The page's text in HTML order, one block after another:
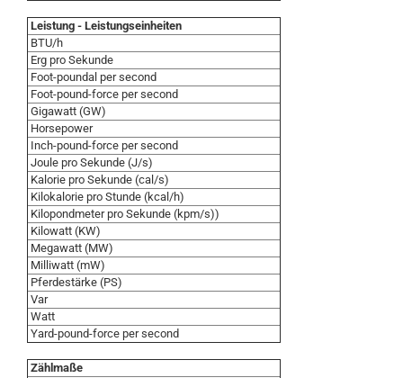
Leistung - Leistungseinheiten
BTU/h
Erg pro Sekunde
Foot-poundal per second
Foot-pound-force per second
Gigawatt (GW)
Horsepower
Inch-pound-force per second
Joule pro Sekunde (J/s)
Kalorie pro Sekunde (cal/s)
Kilokalorie pro Stunde (kcal/h)
Kilopondmeter pro Sekunde (kpm/s))
Kilowatt (KW)
Megawatt (MW)
Milliwatt (mW)
Pferdestärke (PS)
Var
Watt
Yard-pound-force per second
Zählmaße